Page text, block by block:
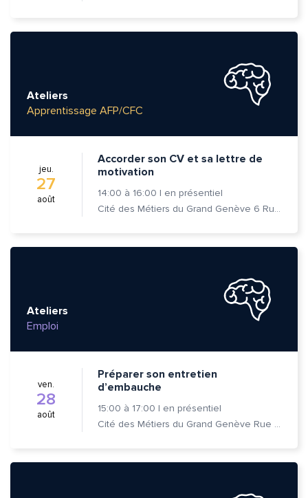
Ateliers
Apprentissage AFP/CFC
jeu.
27
août
Accorder son CV et sa lettre de
motivation
14:00 à 16:00 | en présentiel
Cité des Métiers du Grand Genève 6 Rue Prévost-Martin 1205 Genève
Ateliers
Emploi
ven.
28
août
Préparer son entretien
d’embauche
15:00 à 17:00 | en présentiel
Cité des Métiers du Grand Genève Rue Prévost-Martin 6 1205 Genève